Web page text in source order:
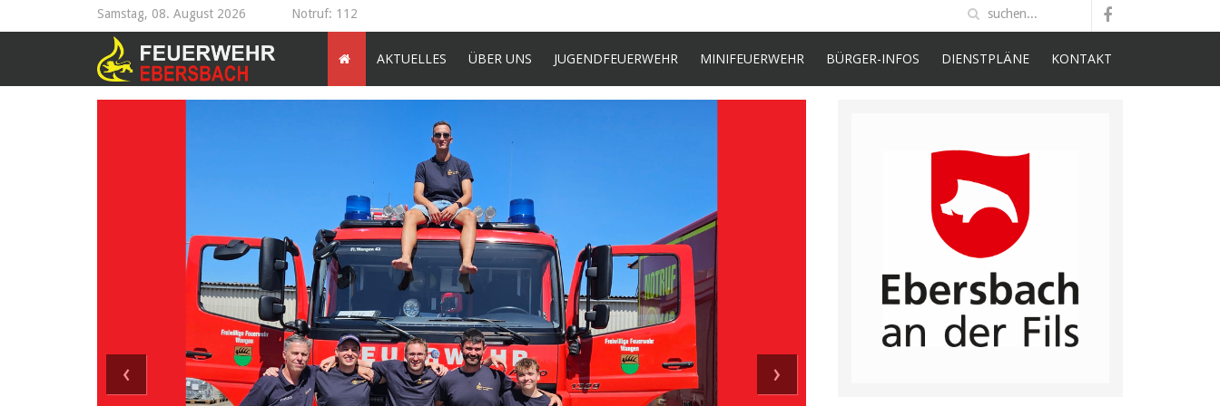
Samstag, 08. August 2026 Notruf: 112
AKTUELLES ÜBER UNS JUGENDFEUERWEHR MINIFEUERWEHR BÜRGER-INFOS DIENSTPLÄNE KONTAKT
›
‹